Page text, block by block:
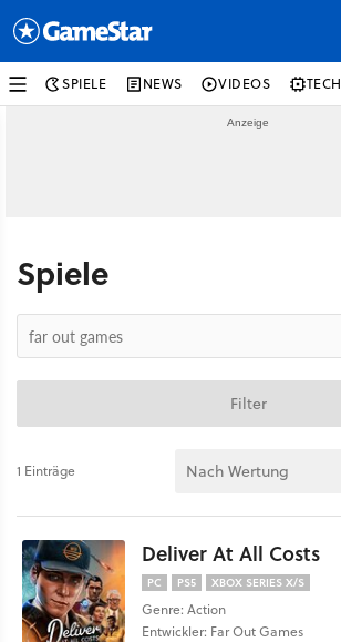
SPIELE NEWS VIDEOS TECH
Spiele
Filter
1 Einträge
Deliver At All Costs
PC PS5 XBOX SERIES X/S
Genre: Action
Entwickler: Far Out Games